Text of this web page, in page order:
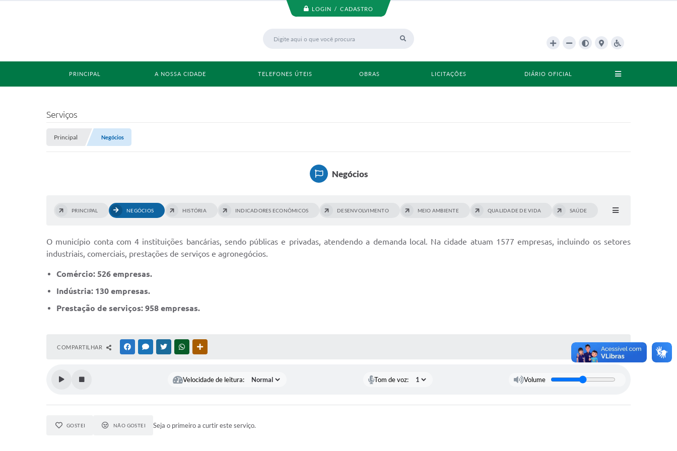
LOGIN / CADASTRO
PRINCIPAL A NOSSA CIDADE TELEFONES ÚTEIS OBRAS LICITAÇÕES DIÁRIO OFICIAL
Serviços
Principal Negócios
Negócios
PRINCIPAL NEGÓCIOS HISTÓRIA INDICADORES ECONÔMICOS DESENVOLVIMENTO MEIO AMBIENTE QUALIDADE DE VIDA SAÚDE
O município conta com 4 instituições bancárias, sendo públicas e privadas, atendendo a demanda local. Na cidade atuam 1577 empresas, incluindo os setores
industriais, comerciais, prestações de serviços e agronegócios.
Comércio: 526 empresas.
Indústria: 130 empresas.
Prestação de serviços: 958 empresas.
COMPARTILHAR FACEBOOKMESSENGER
TWITTERWHATSAPP
Velocidade de leitura: Tom de voz: Volume
GOSTEI NÃO GOSTEI Seja o primeiro a curtir este serviço.